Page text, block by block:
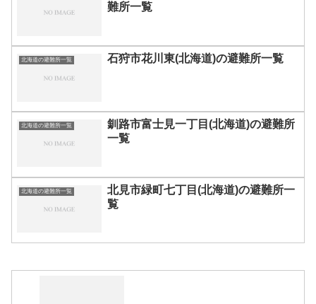
難所一覧
北海道の避難所一覧 石狩市花川東(北海道)の避難所一覧
北海道の避難所一覧
釧路市富士見一丁目(北海道)の避難所
一覧
北海道の避難所一覧
北見市緑町七丁目(北海道)の避難所一
覧